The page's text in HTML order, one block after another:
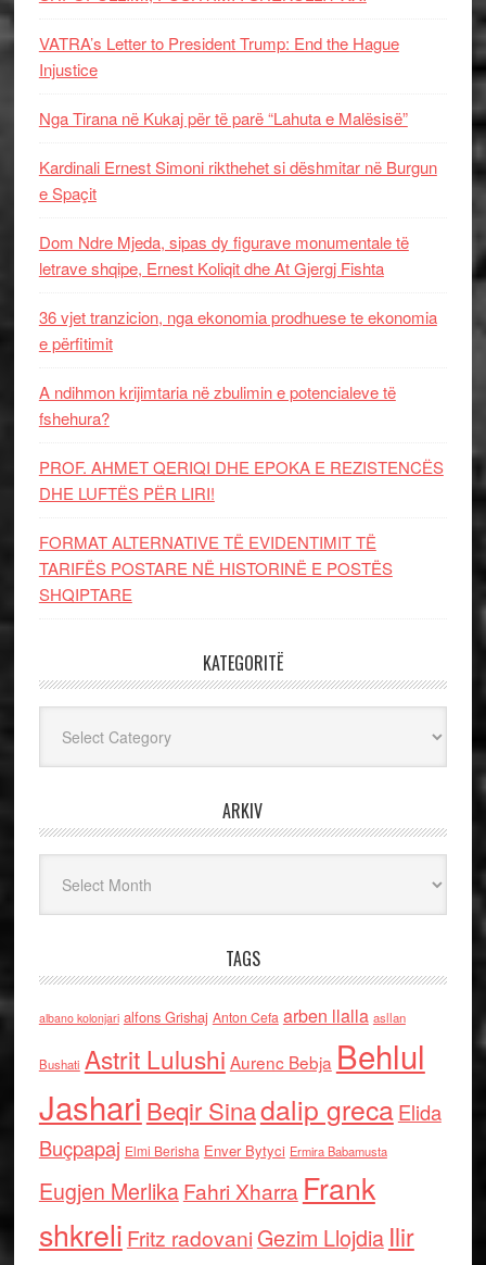
VATRA’s Letter to President Trump: End the Hague
Injustice
Nga Tirana në Kukaj për të parë “Lahuta e Malësisë”
Kardinali Ernest Simoni rikthehet si dëshmitar në Burgun
e Spaçit
Dom Ndre Mjeda, sipas dy figurave monumentale të
letrave shqipe, Ernest Koliqit dhe At Gjergj Fishta
36 vjet tranzicion, nga ekonomia prodhuese te ekonomia
e përfitimit
A ndihmon krijimtaria në zbulimin e potencialeve të
fshehura?
PROF. AHMET QERIQI DHE EPOKA E REZISTENCЁS
DHE LUFTЁS PЁR LIRI!
FORMAT ALTERNATIVE TË EVIDENTIMIT TË
TARIFËS POSTARE NË HISTORINË E POSTËS
SHQIPTARE
KATEGORITË
ARKIV
TAGS
albano kolonjari alfons Grishaj Anton Cefa arben llalla asllan
Bushati Astrit Lulushi Aurenc Bebja Behlul
Jashari Beqir Sinadalip grecaElida
Buçpapaj Elmi Berisha Enver Bytyci Ermira Babamusta
Eugjen MerlikaFahri Xharra Frank
shkreli Fritz radovaniGezim Llojdia Ilir